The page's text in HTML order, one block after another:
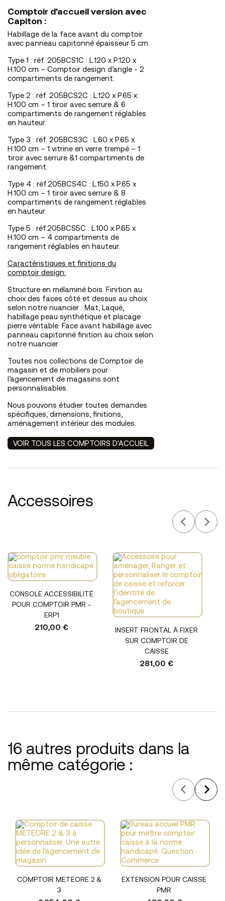
Comptoir d’accueil version avec
Capiton :
Habillage de la face avant du comptoir
avec panneau capitonné épaisseur 5 cm
Type 1 : réf. 205BCS1C : L.120 x P.120 x
H.100 cm – Comptoir design d’angle - 2
compartiments de rangement.
Type 2 : réf. 205BCS2C : L.120 x P.65 x
H.100 cm – 1 tiroir avec serrure & 6
compartiments de rangement réglables
en hauteur.
Type 3 : réf. 205BCS3C : L.60 x P.65 x
H.100 cm – 1 vitrine en verre trempé – 1
tiroir avec serrure &1 compartiments de
rangement.
Type 4 : réf.205BCS4C : L.150 x P.65 x
H.100 cm – 1 tiroir avec serrure & 8
compartiments de rangement réglables
en hauteur.
Type 5 : réf.205BCS5C : L.100 x P.65 x
H.100 cm – 4 compartiments de
rangement réglables en hauteur.
Caractéristiques et finitions du
comptoir design:
Structure en mélaminé bois. Finition au
choix des faces côté et dessus au choix
selon notre nuancier : Mat, Laqué,
habillage peau synthétique et placage
pierre véritable. Face avant habillage avec
panneau capitonné finition au choix selon
notre nuancier
Toutes nos collections de Comptoir de
magasin et de mobiliers pour
l’agencement de magasins sont
personnalisables.
Nous pouvons étudier toutes demandes
spécifiques, dimensions, finitions,
aménagement intérieur des modules.
VOIR TOUS LES COMPTOIRS D'ACCUEIL
Accessoires
CONSOLE ACCESSIBILITÉ
POUR COMPTOIR PMR -
ERP1
210,00 €
INSERT FRONTAL À FIXER
SUR COMPTOIR DE
CAISSE
281,00 €
16 autres produits dans la
même catégorie :
COMPTOIR METEORE 2 &
3
EXTENSION POUR CAISSE
PMR